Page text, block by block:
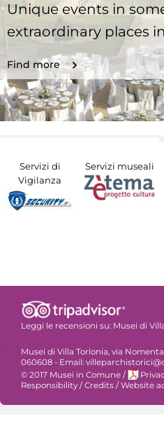
Unique events in
extraordinary places
Find more
Servizi di
Vigilanza
Servizi museali
Leggi le recensioni su: Musei di
Musei di Villa Torlonia, via
060608 - Email:
© 2017 Musei in Comune /
Responsibility / Credits / Website